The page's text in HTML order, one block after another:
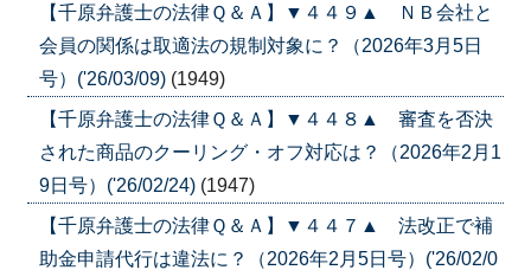
【千原弁護士の法律Ｑ＆Ａ】▼４４９▲ ＮＢ会社と
会員の関係は取適法の規制対象に？（2026年3月5日
号）('26/03/09) (1949)
【千原弁護士の法律Ｑ＆Ａ】▼４４８▲ 審査を否決
された商品のクーリング・オフ対応は？（2026年2月1
9日号）('26/02/24) (1947)
【千原弁護士の法律Ｑ＆Ａ】▼４４７▲ 法改正で補
助金申請代行は違法に？（2026年2月5日号）('26/02/0